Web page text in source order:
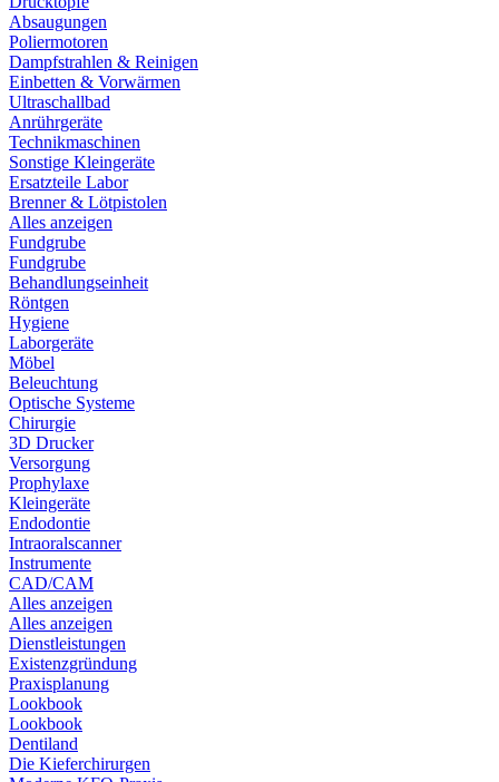
Absaugungen
Poliermotoren
Dampfstrahlen & Reinigen
Einbetten & Vorwärmen
Ultraschallbad
Anrührgeräte
Technikmaschinen
Sonstige Kleingeräte
Ersatzteile Labor
Brenner & Lötpistolen
Alles anzeigen
Fundgrube
Fundgrube
Behandlungseinheit
Röntgen
Hygiene
Laborgeräte
Möbel
Beleuchtung
Optische Systeme
Chirurgie
3D Drucker
Versorgung
Prophylaxe
Kleingeräte
Endodontie
Intraoralscanner
Instrumente
CAD/CAM
Alles anzeigen
Alles anzeigen
Dienstleistungen
Existenzgründung
Praxisplanung
Lookbook
Lookbook
Dentiland
Die Kieferchirurgen